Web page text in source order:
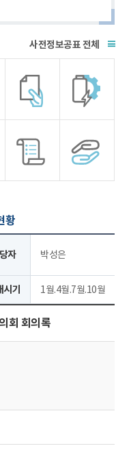
전체
황
자 박성은
기 1월.4월.7월.10월
회 회의록